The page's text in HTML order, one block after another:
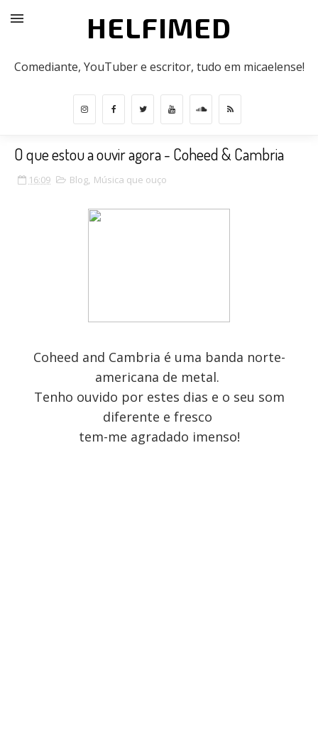
HELFIMED
Comediante, YouTuber e escritor, tudo em micaelense!
O que estou a ouvir agora - Coheed & Cambria
16:09 Blog, Música que ouço
Coheed and Cambria é uma banda norte-
americana de metal.
Tenho ouvido por estes dias e o seu som
diferente e fresco
tem-me agradado imenso!